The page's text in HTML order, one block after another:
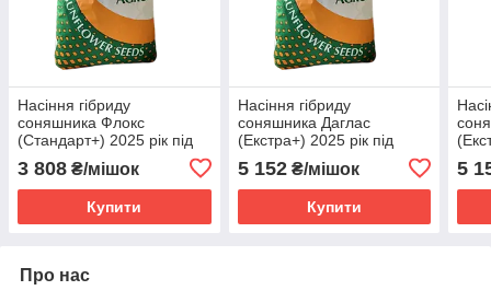
Насіння гібриду
соняшника Флокс
(Стандарт+) 2025 рік під
Олія 50%-52% "KMK Agro",
Україна
3 808 ₴/мішок
Купити
Насіння гібриду
соняшника Даглас
(Екстра+) 2025 рік під
Олія 50%"KMK Agro",
Україна
5 152₴/мішок
Купити
50%
5
Про нас